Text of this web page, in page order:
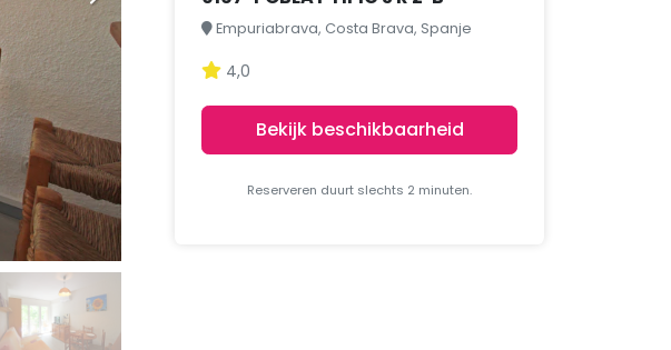
Empuriabrava, Costa Brava, Spanje
4,0
Bekijk beschikbaarheid
Reserveren duurt slechts 2 minuten.